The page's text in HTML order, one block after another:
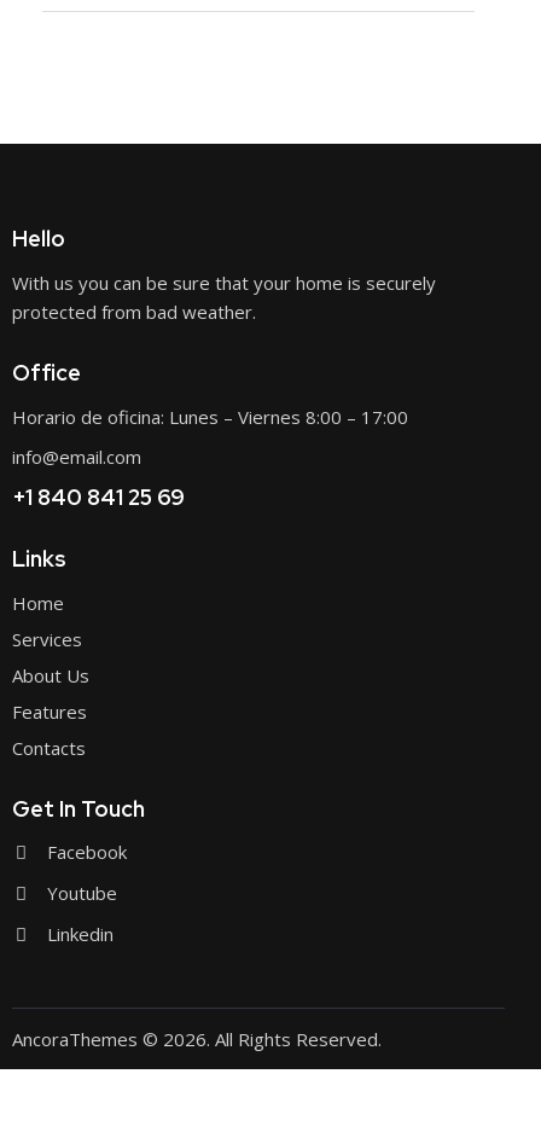
Hello
With us you can be sure that your home is securely
protected from bad weather.
Office
Horario de oficina: Lunes – Viernes 8:00 – 17:00
info@email.com
+1 840 841 25 69
Links
Home
Services
About Us
Features
Contacts
Get In Touch
Facebook
Youtube
Linkedin
AncoraThemes © 2026. All Rights Reserved.